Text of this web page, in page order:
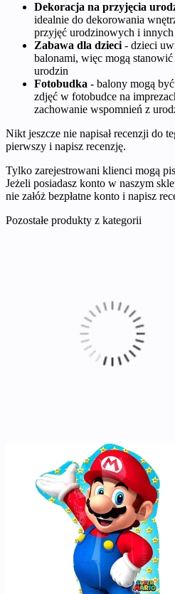
Dekoracja na przyjęcia
idealnie do dekorowania
przyjęć urodzinowych i
Zabawa dla dzieci - dzieci
balonami, więc mogą stanowić
urodzin
Fotobudka - balony mogą
zdjęć w fotobudce na
zachowanie wspomnień z
Nikt jeszcze nie napisał recenzji do
pierwszy i napisz recenzję.
Tylko zarejestrowani klienci mogą
Jeżeli posiadasz konto w naszym
nie załóż bezpłatne konto i napisz
Pozostałe produkty z kategorii